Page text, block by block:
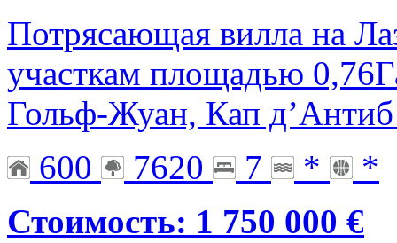
Потрясающая вилла на
участкам площадью
Гольф-Жуан, Кап
600
7620 7 *
*
Стоимость: 1 750 000 €